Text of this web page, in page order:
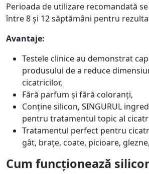
Perioada de utilizare recomandată
între 8 și 12 săptămâni pentru
Avantaje:
Testele clinice au demonstrat
produsului de a reduce
cicatricilor,
Fără parfum și fără coloranți,
Conține silicon, SINGURUL
pentru tratamentul topic al
Tratamentul perfect pentru
gât, brațe, coate, picioare,
Cum funcționează